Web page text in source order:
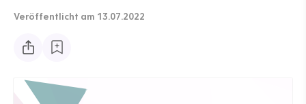
Veröffentlicht am 13.07.2022